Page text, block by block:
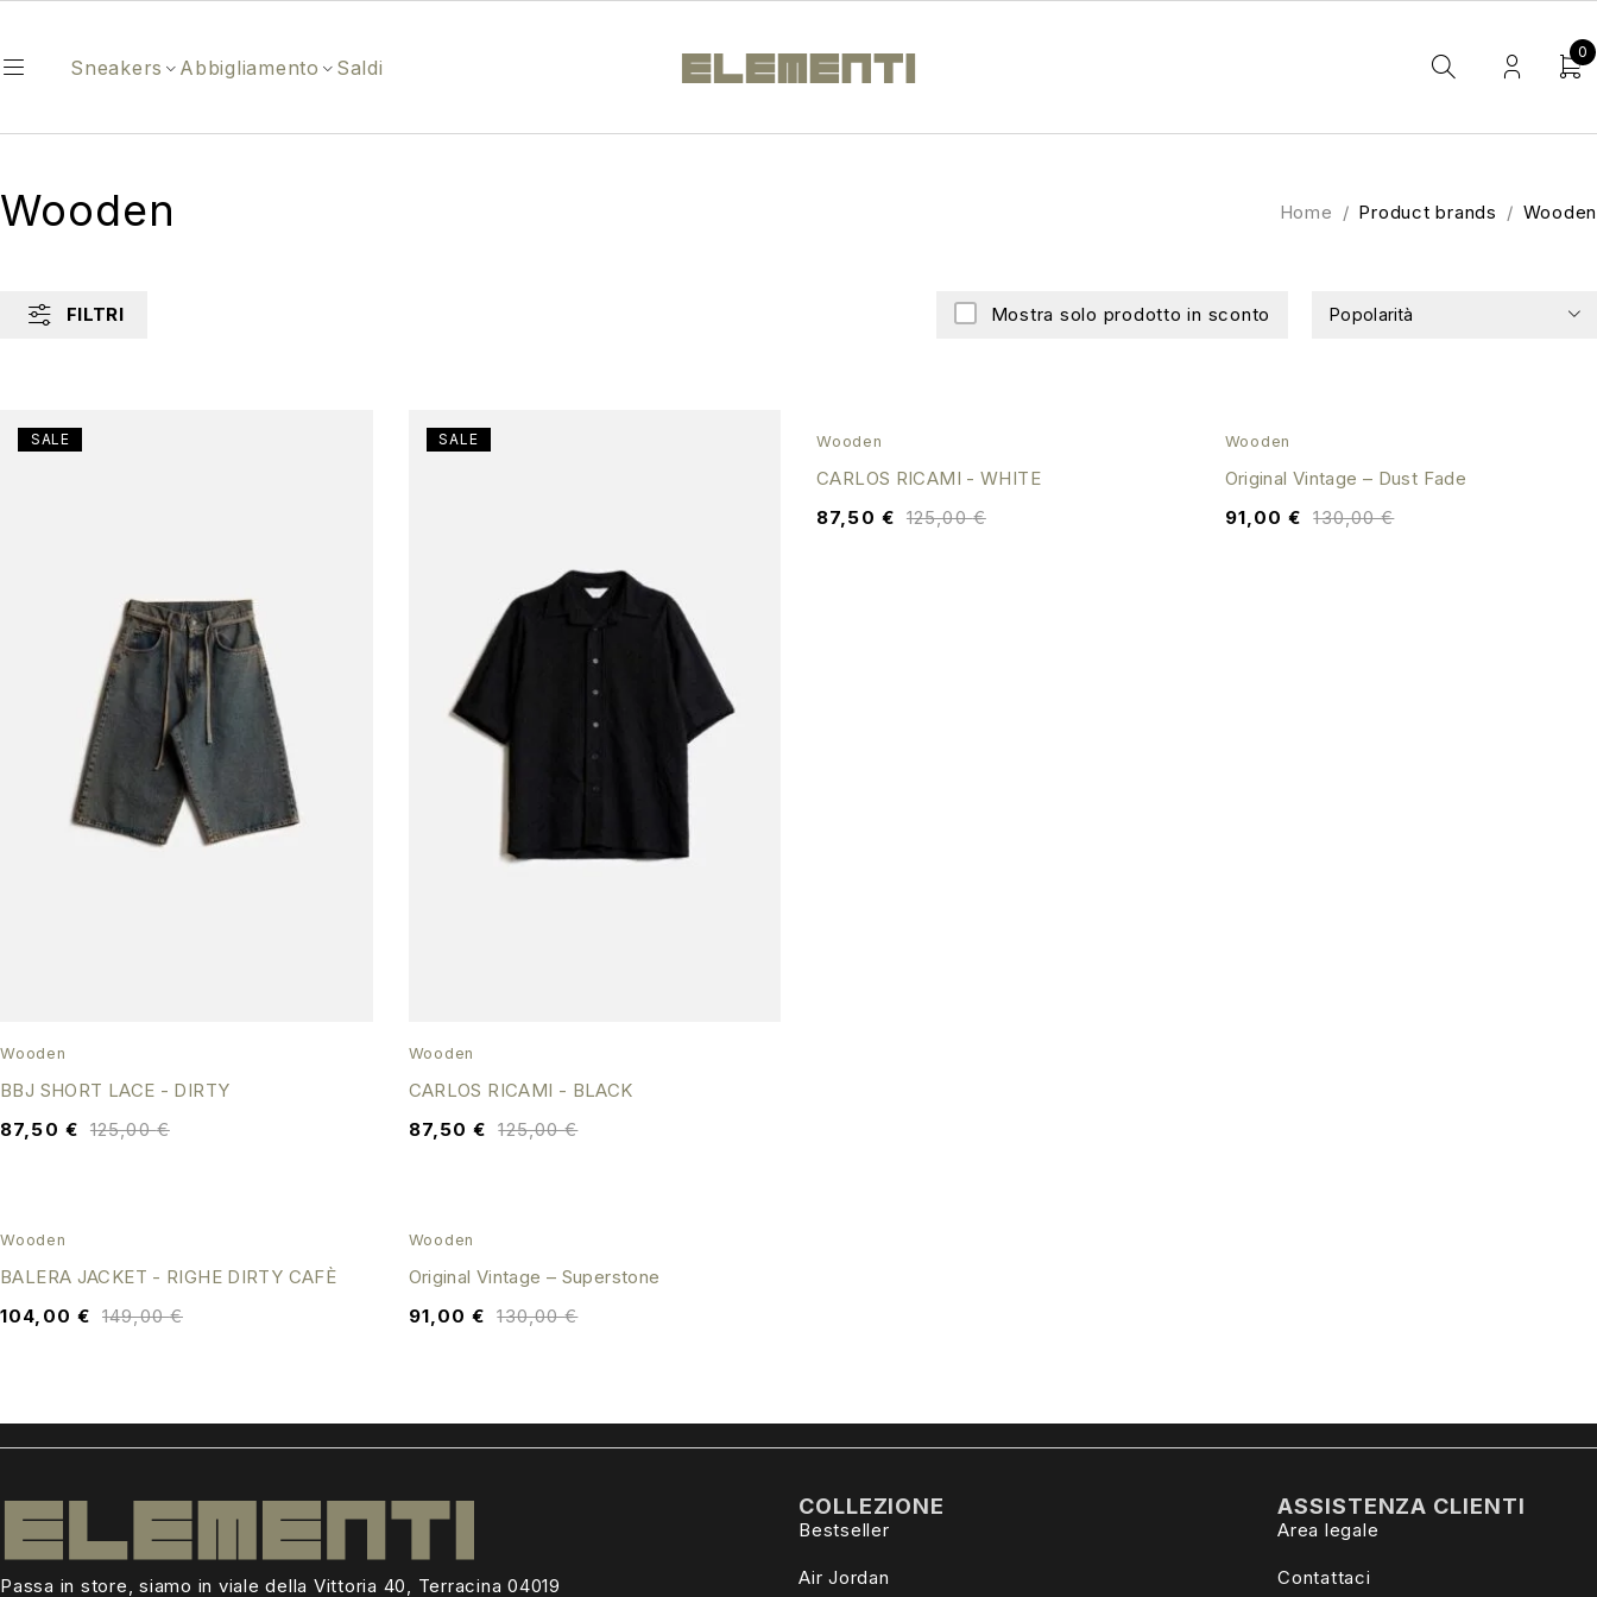
Sneakers Abbigliamento Saldi
0
Wooden Home / Product brands / Wooden
FILTRI Mostra solo prodotto in sconto Popolarità
SALE
Wooden
BBJ SHORT LACE - DIRTY
125,00€
87,50 €
SALE
Wooden
CARLOS RICAMI - BLACK
125,00€
87,50€
SALE
Wooden
CARLOS RICAMI - WHITE
125,00€
87,50 €
SALE
Wooden
Original Vintage – Dust Fade
130,00€
91,00€
SALE
Wooden
BALERA JACKET - RIGHE DIRTY CAFÈ
149,00€
104,00 €
SALE
Wooden
Original Vintage – Superstone
130,00€
91,00€
Passa in store, siamo in viale della Vittoria 40, Terracina 04019
COLLEZIONE
Bestseller
Air Jordan
ASSISTENZA CLIENTI
Area legale
Contattaci